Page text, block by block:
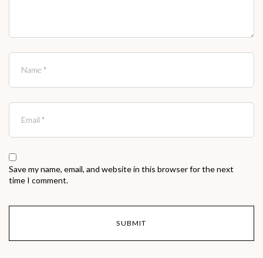
Save my name, email, and website in this browser for the next
time I comment.